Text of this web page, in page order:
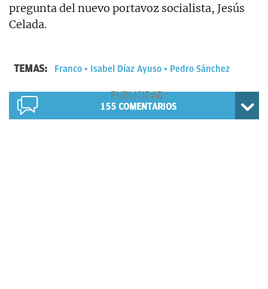
pregunta del nuevo portavoz socialista, Jesús
Celada.
TEMAS: Franco Isabel Díaz Ayuso Pedro Sánchez
155 COMENTARIOS